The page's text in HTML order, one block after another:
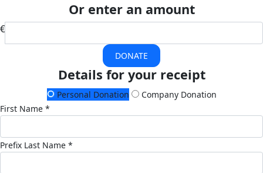
Or enter an amount
€
DONATE
Details for your receipt
Personal Donation
Company Donation
First Name *
Prefix Last Name *